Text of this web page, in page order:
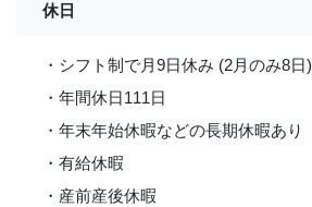
休日
・シフト制で月9日休み (2月のみ8日)
・年間休日111日
・年末年始休暇などの長期休暇あり
・有給休暇
・産前産後休暇